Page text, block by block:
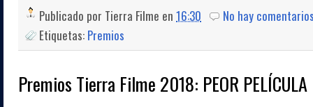
Publicado por Tierra Filme en 16:30
No hay
Etiquetas: Premios
Premios Tierra Filme 2018: PEOR PELÍCULA